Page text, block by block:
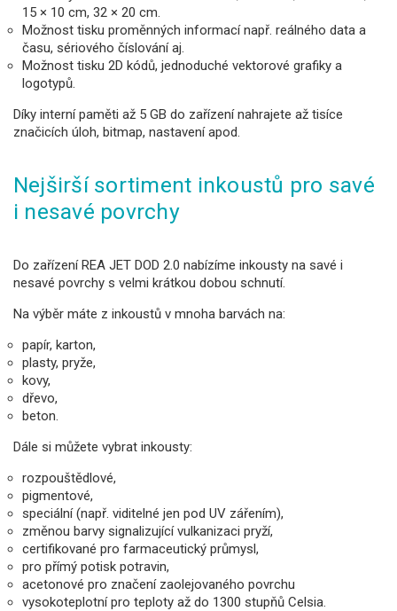
15 × 10 cm, 32 × 20 cm.
Možnost tisku proměnných informací např. reálného data a
času, sériového číslování aj.
Možnost tisku 2D kódů, jednoduché vektorové grafiky a
logotypů.
Díky interní paměti až 5 GB do zařízení nahrajete až tisíce
značicích úloh, bitmap, nastavení apod.
Nejširší sortiment inkoustů pro savé
i nesavé povrchy
Do zařízení REA JET DOD 2.0 nabízíme inkousty na savé i
nesavé povrchy s velmi krátkou dobou schnutí.
Na výběr máte z inkoustů v mnoha barvách na:
papír, karton,
plasty, pryže,
kovy,
dřevo,
beton.
Dále si můžete vybrat inkousty:
rozpouštědlové,
pigmentové,
speciální (např. viditelné jen pod UV zářením),
změnou barvy signalizující vulkanizaci pryží,
certifikované pro farmaceutický průmysl,
pro přímý potisk potravin,
acetonové pro značení zaolejovaného povrchu
vysokoteplotní pro teploty až do 1300 stupňů Celsia.